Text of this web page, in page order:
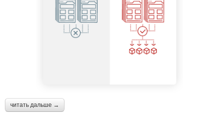
читать дальше →